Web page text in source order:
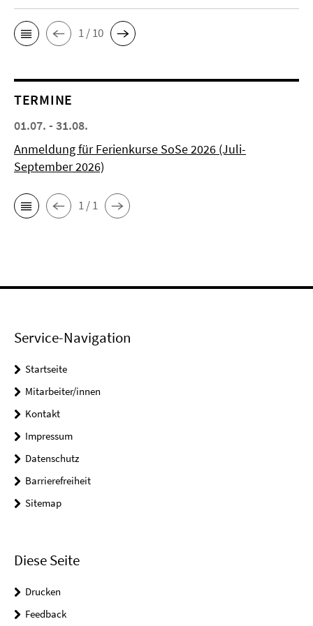
1 / 10
TERMINE
01.07. - 31.08.
Anmeldung für Ferienkurse SoSe 2026 (Juli-
September 2026)
1 / 1
Service-Navigation
Startseite
Mitarbeiter/innen
Kontakt
Impressum
Datenschutz
Barrierefreiheit
Sitemap
Diese Seite
Drucken
Feedback